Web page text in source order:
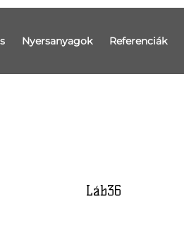
Nyersanyagok Referenciák
Láb36